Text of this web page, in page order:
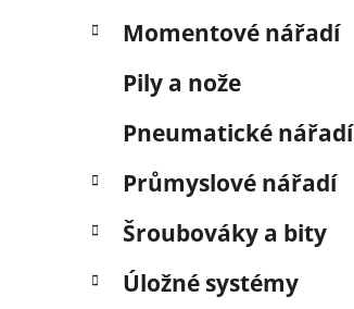
Momentové nářadí
Pily a nože
Pneumatické nářadí
Průmyslové nářadí
Šroubováky a bity
Úložné systémy